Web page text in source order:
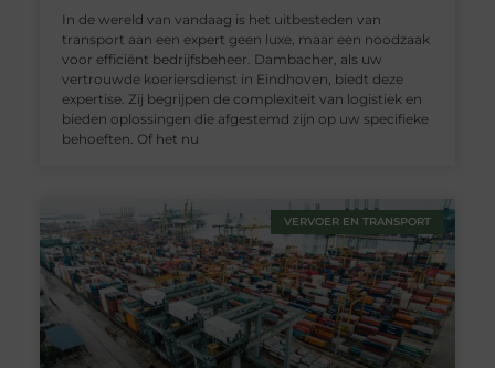
In de wereld van vandaag is het uitbesteden van
transport aan een expert geen luxe, maar een noodzaak
voor efficiënt bedrijfsbeheer. Dambacher, als uw
vertrouwde koeriersdienst in Eindhoven, biedt deze
expertise. Zij begrijpen de complexiteit van logistiek en
bieden oplossingen die afgestemd zijn op uw specifieke
behoeften. Of het nu
VERVOER EN TRANSPORT